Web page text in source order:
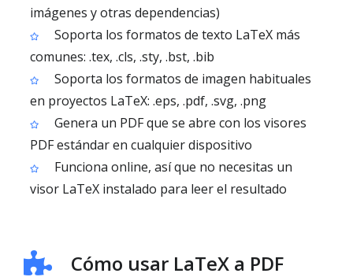
imágenes y otras dependencias)
Soporta los formatos de texto LaTeX más
comunes: .tex, .cls, .sty, .bst, .bib
Soporta los formatos de imagen habituales
en proyectos LaTeX: .eps, .pdf, .svg, .png
Genera un PDF que se abre con los visores
PDF estándar en cualquier dispositivo
Funciona online, así que no necesitas un
visor LaTeX instalado para leer el resultado
Cómo usar LaTeX a PDF